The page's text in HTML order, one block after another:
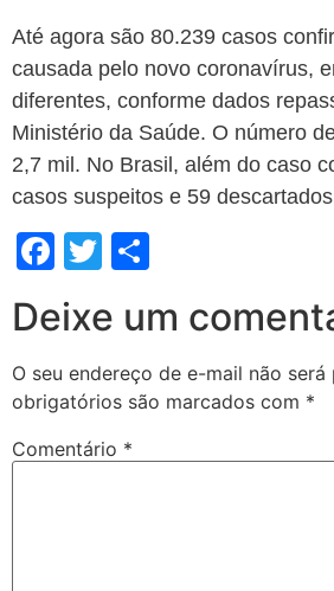
Até agora são 80.239 casos
causada pelo novo coronavírus,
diferentes, conforme dados
Ministério da Saúde. O número
2,7 mil. No Brasil, além do caso
casos suspeitos e 59
Facebook
Twitter
Deixe um
O seu endereço de e-mail não será
obrigatórios são marcados com *
Comentário *